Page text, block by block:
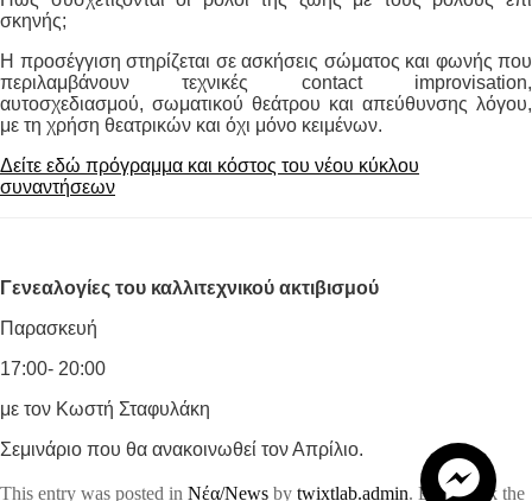
σκηνής;
Η προσέγγιση στηρίζεται σε ασκήσεις σώματος και φωνής που
περιλαμβάνουν τεχνικές contact improvisation,
αυτοσχεδιασμού, σωματικού θεάτρου και απεύθυνσης λόγου,
με τη χρήση θεατρικών και όχι μόνο κειμένων.
Δείτε εδώ πρόγραμμα και κόστος του νέου κύκλου
συναντήσεων
Γενεαλογίες του καλλιτεχνικού ακτιβισμού
Παρασκευή
17:00- 20:00
με τον Kωστή Σταφυλάκη
Σεμινάριο που θα ανακοινωθεί τον Απρίλιο.
This entry was posted in Νέα/News by twixtlab.admin. Bookmark the